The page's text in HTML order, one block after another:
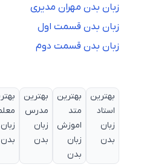
زبان بدن مهران مدیری
زبان بدن قسمت اول
زبان بدن قسمت دوم
بهترین
بهترین
متد
اموزش
بهترین
مدرس
زبان
بهترین
معلم